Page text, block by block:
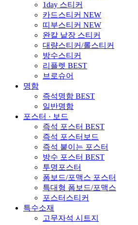
1day 스티커
카드스티커 NEW
띠부스티커 NEW
완칼 낱장 스티커
대량스티커/롤스티커
방수스티커
리플렛 BEST
브로슈어
명함
즉석명함 BEST
일반명함
포스터 · 보드
즉석 포스터 BEST
즉석 포스터보드
즉석 붙이는 포스터
방수 포스터 BEST
투명포스터
폼보드/포맥스 포스터
특대형 폼보드/포맥스
포스터스티커
특수소재
고무자석 시트지